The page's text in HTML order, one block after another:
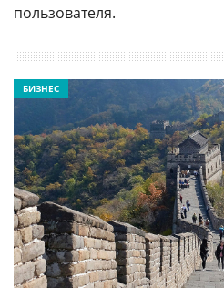
пользователя.
БИЗНЕС